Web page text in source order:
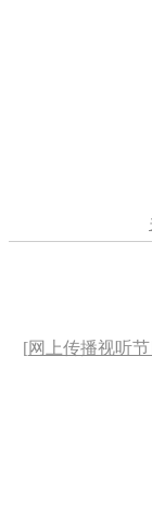
[网上传播视听节